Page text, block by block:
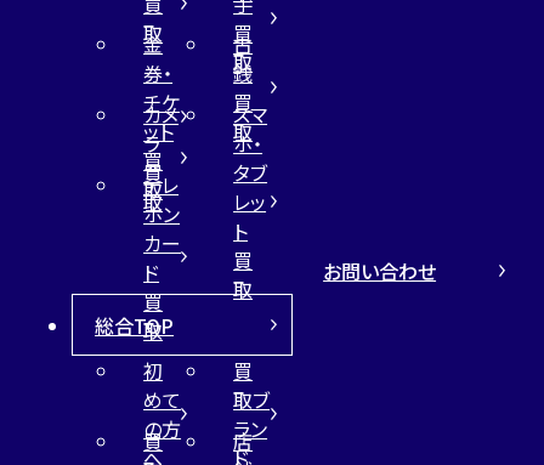
取
買
取
金
券・
チケ
ット
買
取
古
銭
買
取
カメ
ラ
買
取
スマ
ホ・
タブ
レッ
ト
買
取
テレ
ホン
カー
ド
買
取
総合TOP
初
めて
の方
へ
買
取ブ
ラン
ド
買
店
お問い合わせ